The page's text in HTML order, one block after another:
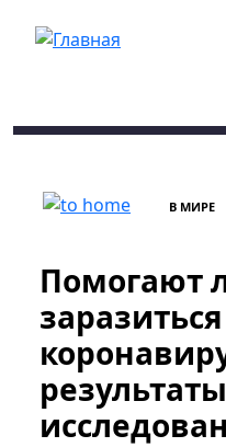
В МИРЕ
Помогают
заразиться
результаты